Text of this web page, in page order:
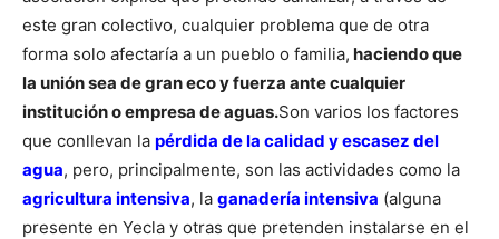
este gran colectivo, cualquier problema que de otra
forma solo afectaría a un pueblo o familia, haciendo que
la unión sea de gran eco y fuerza ante cualquier
institución o empresa de aguas.Son varios los factores
que conllevan la pérdida de la calidad y escasez del
agua, pero, principalmente, son las actividades como la
agricultura intensiva, la ganadería intensiva (alguna
presente en Yecla y otras que pretenden instalarse en el